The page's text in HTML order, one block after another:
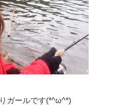
ガールです(*^ω^*)